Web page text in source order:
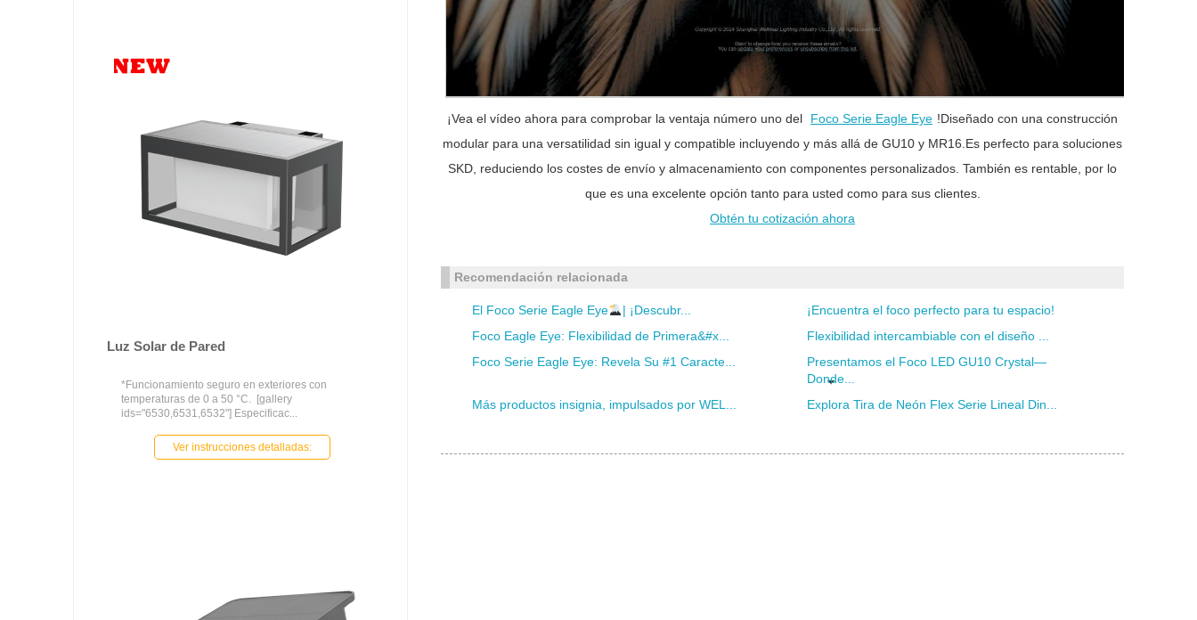
Luz Solar de Pared
*Funcionamiento seguro en exteriores con
temperaturas de 0 a 50 °C. [gallery
ids="6530,6531,6532"] Especificac...
Ver instrucciones detalladas:
¡Vea el vídeo ahora para comprobar la ventaja número uno del Foco Serie Eagle Eye !Diseñado con una construcción
modular para una versatilidad sin igual y compatible incluyendo y más allá de GU10 y MR16.Es perfecto para soluciones
SKD, reduciendo los costes de envío y almacenamiento con componentes personalizados. También es rentable, por lo
que es una excelente opción tanto para usted como para sus clientes.
Obtén tu cotización ahora
Recomendación relacionada
El Foco Serie Eagle Eye | ¡Descubr...
¡Encuentra el foco perfecto para tu espacio!
Foco Eagle Eye: Flexibilidad de Primera&#x...
Flexibilidad intercambiable con el diseño ...
Foco Serie Eagle Eye: Revela Su #1 Caracte...
Presentamos el Foco LED GU10 Crystal—
Donde...
Más productos insignia, impulsados por WEL...
Explora Tira de Neón Flex Serie Lineal Din...